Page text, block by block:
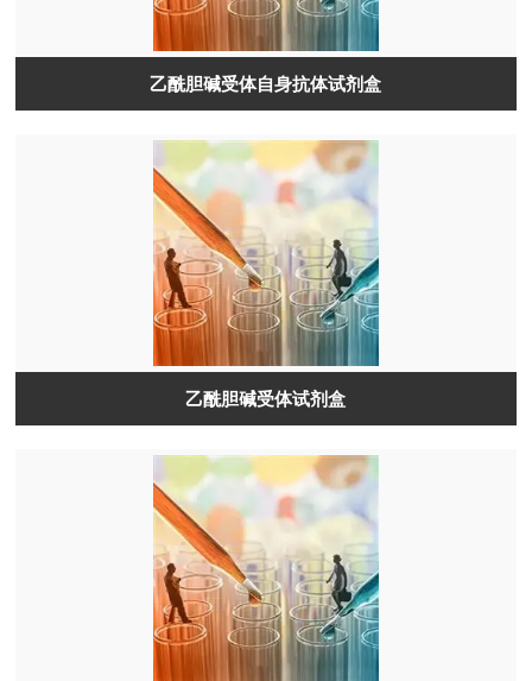
乙酰胆碱受体自身抗体试剂盒
乙酰胆碱受体试剂盒​